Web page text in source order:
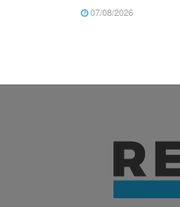
07/08/2026